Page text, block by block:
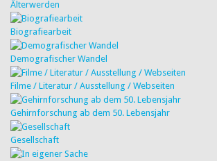
Älterwerden
Biografiearbeit
Demografischer Wandel
Filme / Literatur / Ausstellung / Webseiten
Gehirnforschung ab dem 50. Lebensjahr
Gesellschaft